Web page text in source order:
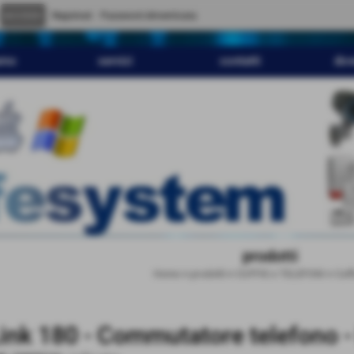
servizi contatti
prodotti
180 - Commutatore telefono -